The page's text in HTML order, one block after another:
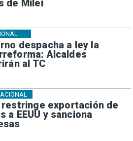
de Milei
despacha a ley la
Alcaldes
al TC
restringe exportación de
a EEUU y sanciona